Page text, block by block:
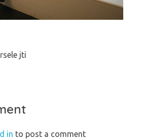
jti
in to post a comment